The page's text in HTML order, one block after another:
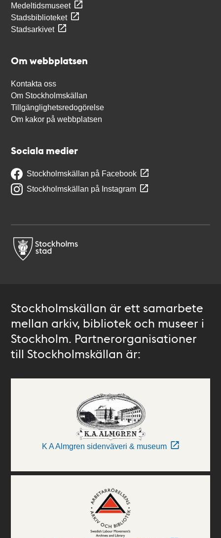
Medeltidsmuseet
Stadsbiblioteket
Stadsarkivet
Om webbplatsen
Kontakta oss
Om Stockholmskällan
Tillgänglighetsredogörelse
Om kakor på webbplatsen
Sociala medier
Stockholmskällan på Facebook
Stockholmskällan på Instagram
Stockholmskällan är ett samarbete
mellan arkiv, bibliotek och museer i
Stockholm. Partnerorganisationer
till Stockholmskällan är:
K A Almgren sidenväveri & museum